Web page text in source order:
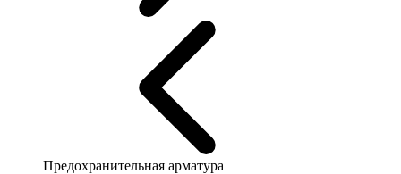
Предохранительная арматура